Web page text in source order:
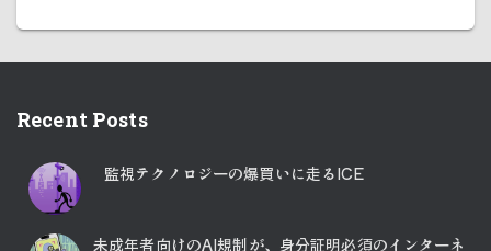
Recent Posts
監視テクノロジーの爆買いに走るICE
未成年者向けのAI規制が、身分証明必須のインターネ